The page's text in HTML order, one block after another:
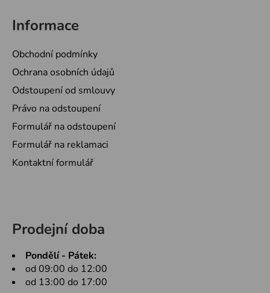
Informace
Obchodní podmínky
Ochrana osobních údajů
Odstoupení od smlouvy
Právo na odstoupení
Formulář na odstoupení
Formulář na reklamaci
Kontaktní formulář
Prodejní doba
Pondělí - Pátek:
od 09:00 do 12:00
od 13:00 do 17:00